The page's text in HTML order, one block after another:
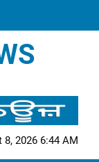
8, 2026 6:44 AM